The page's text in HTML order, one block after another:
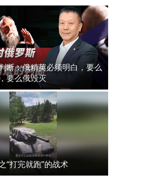
断：俄精英必须明白，要么
要么俄毁灭
“打完就跑”的战术